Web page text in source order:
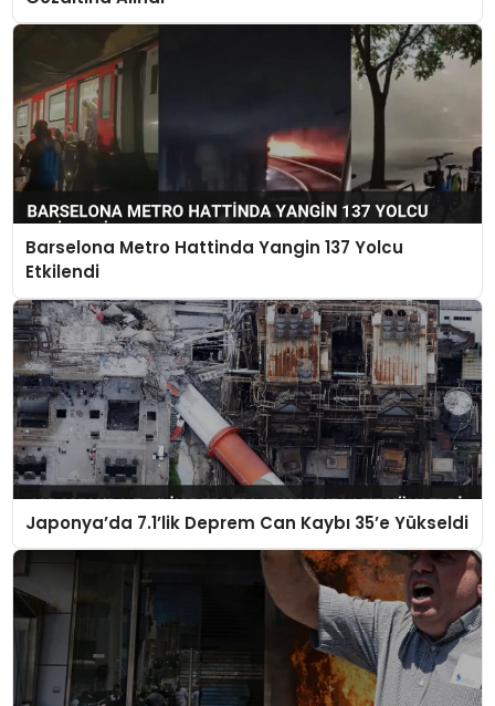
Barselona Metro Hattinda Yangin 137 Yolcu
Etkilendi
Japonya’da 7.1’lik Deprem Can Kaybı 35’e Yükseldi